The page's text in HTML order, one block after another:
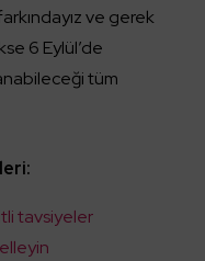
ve gerek
6 Eylül’de
tüm
tavsiyeler